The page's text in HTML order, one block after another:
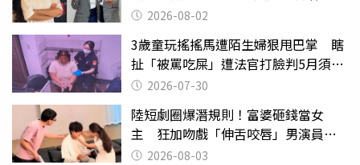
2026-08-02
3歲童玩搖搖馬遭陌生婦狠甩巴掌 瞎
扯「被罵吃屎」遭法官打臉判5月須入
監 2026-07-30
陸短劇圈爆潛規則！富婆砸錢當女
主 狂加吻戲「伸舌咬唇」男演員崩
潰 2026-08-03